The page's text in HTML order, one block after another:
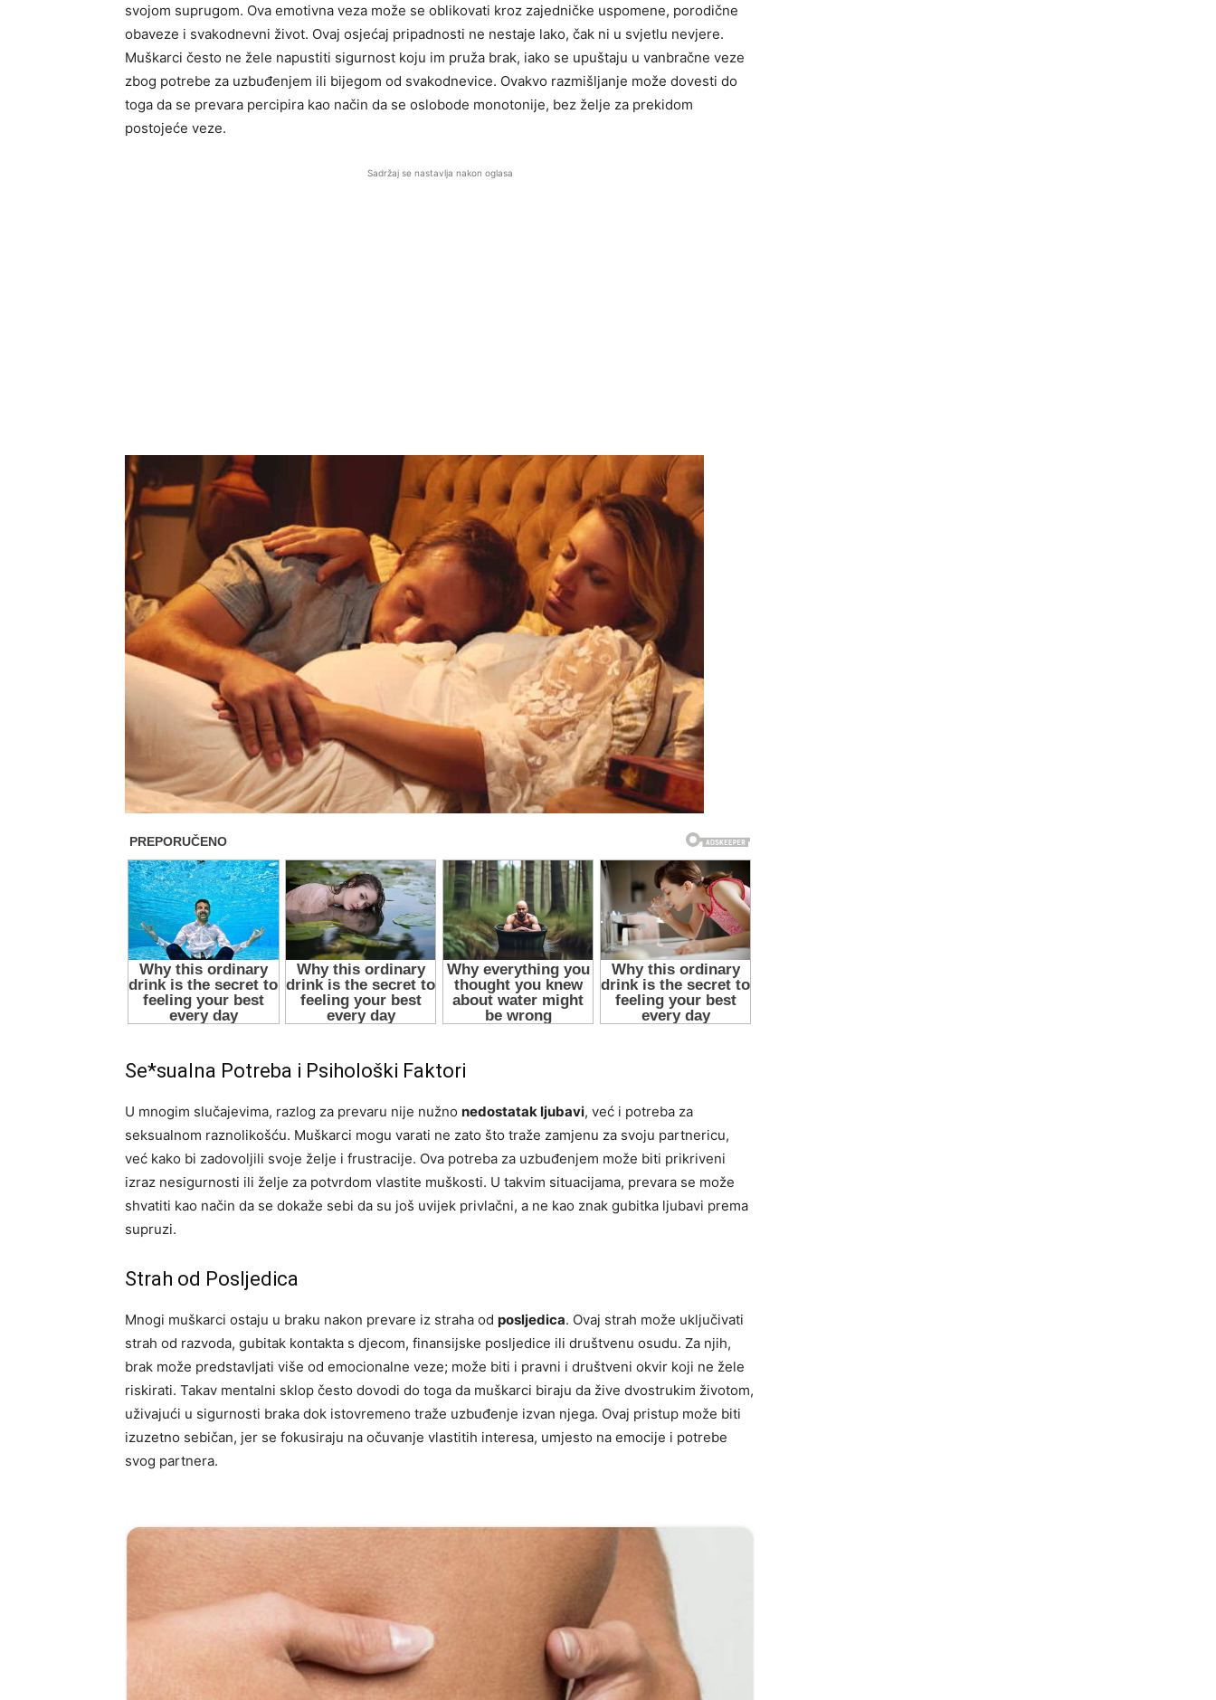
svojom suprugom. Ova emotivna veza može se oblikovati kroz zajedničke uspomene, porodične
obaveze i svakodnevni život. Ovaj osjećaj pripadnosti ne nestaje lako, čak ni u svjetlu nevjere.
Muškarci često ne žele napustiti sigurnost koju im pruža brak, iako se upuštaju u vanbračne veze
zbog potrebe za uzbuđenjem ili bijegom od svakodnevice. Ovakvo razmišljanje može dovesti do
toga da se prevara percipira kao način da se oslobode monotonije, bez želje za prekidom
postojeće veze.
Sadržaj se nastavlja nakon oglasa
Se*sualna Potreba i Psihološki Faktori
U mnogim slučajevima, razlog za prevaru nije nužno nedostatak ljubavi, već i potreba za
seksualnom raznolikošću. Muškarci mogu varati ne zato što traže zamjenu za svoju partnericu,
već kako bi zadovoljili svoje želje i frustracije. Ova potreba za uzbuđenjem može biti prikriveni
izraz nesigurnosti ili želje za potvrdom vlastite muškosti. U takvim situacijama, prevara se može
shvatiti kao način da se dokaže sebi da su još uvijek privlačni, a ne kao znak gubitka ljubavi prema
supruzi.
Strah od Posljedica
Mnogi muškarci ostaju u braku nakon prevare iz straha od posljedica. Ovaj strah može uključivati
strah od razvoda, gubitak kontakta s djecom, finansijske posljedice ili društvenu osudu. Za njih,
brak može predstavljati više od emocionalne veze; može biti i pravni i društveni okvir koji ne žele
riskirati. Takav mentalni sklop često dovodi do toga da muškarci biraju da žive dvostrukim životom,
uživajući u sigurnosti braka dok istovremeno traže uzbuđenje izvan njega. Ovaj pristup može biti
izuzetno sebičan, jer se fokusiraju na očuvanje vlastitih interesa, umjesto na emocije i potrebe
svog partnera.